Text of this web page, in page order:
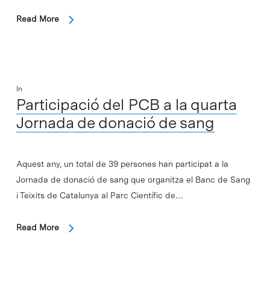
Read More
In
Participació del PCB a la quarta
Jornada de donació de sang
Aquest any, un total de 39 persones han participat a la
Jornada de donació de sang que organitza el Banc de Sang
i Teixits de Catalunya al Parc Científic de…
Read More